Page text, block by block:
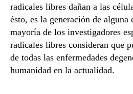
radicales libres dañan a las
ésto, es la generación de alguna
mayoría de los investigadores
radicales libres consideran que
de todas las enfermedades
humanidad en la actualidad.